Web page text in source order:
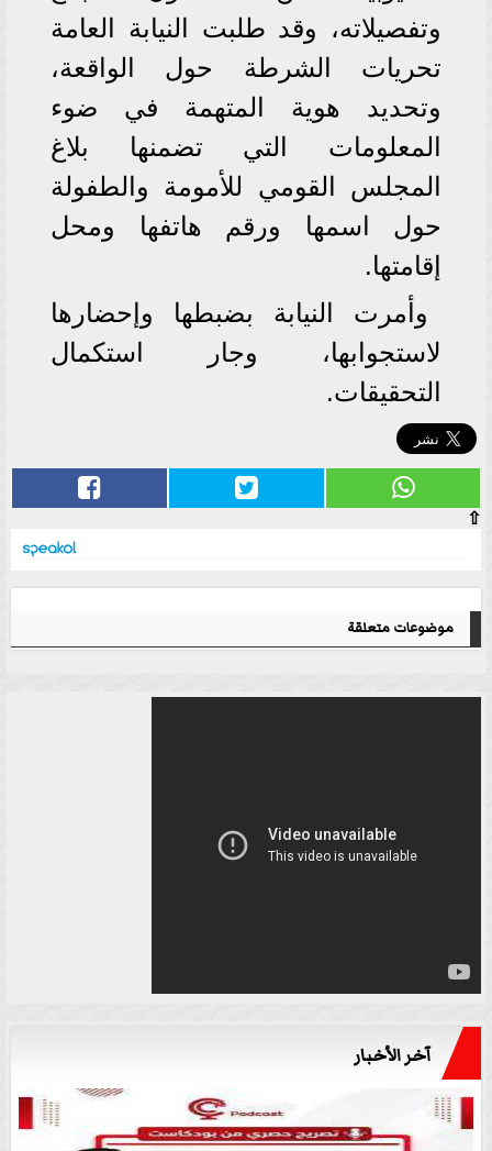
وتفصيلاته، وقد طلبت النيابة العامة
تحريات الشرطة حول الواقعة،
وتحديد هوية المتهمة في ضوء
المعلومات التي تضمنها بلاغ
المجلس القومي للأمومة والطفولة
حول اسمها ورقم هاتفها ومحل
إقامتها.
وأمرت النيابة بضبطها وإحضارها
لاستجوابها، وجار استكمال
التحقيقات.
⇧
موضوعات متعلقة
آخر الأخبار